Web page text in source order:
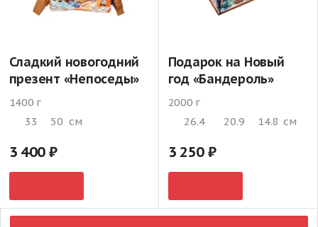
Сладкий новогодний
презент «Непоседы»
1400 г
33
50 см
3 400
Подарок на Новый
год «Бандероль»
2000 г
26.4
20.9 14.8 см
3 250